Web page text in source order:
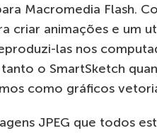
Macromedia Flash.
criar animações e um
las nos
o SmartSketch
como gráficos
JPEG que todos